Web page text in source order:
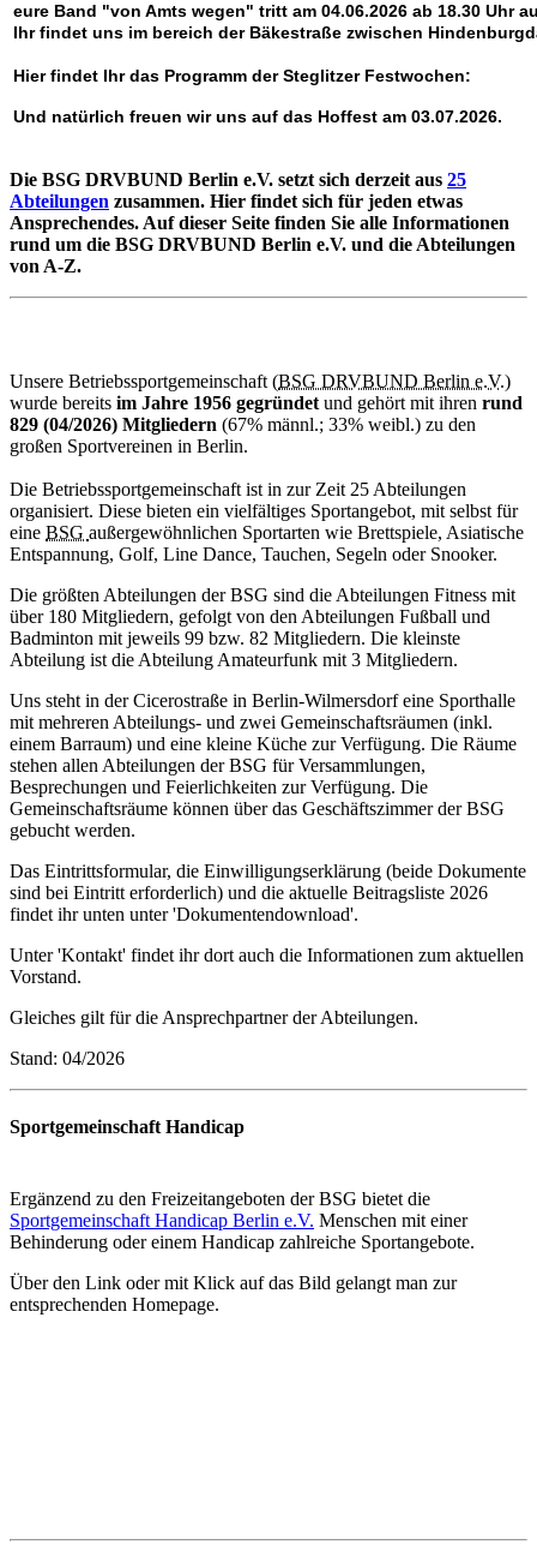
eure Band "von Amts wegen" tritt am 04.06.2026 ab 18.30 Uhr
Ihr findet uns im bereich der Bäkestraße zwischen
Hier findet Ihr das Programm der Steglitzer Festwochen:
Und natürlich freuen wir uns auf das Hoffest am 03.07.2026.
Die BSG DRVBUND Berlin e.V. setzt sich derzeit aus 25
Abteilungen zusammen. Hier findet sich für jeden etwas
Ansprechendes. Auf dieser Seite finden Sie alle Informationen
rund um die BSG DRVBUND Berlin e.V. und die Abteilungen
von A-Z.
Unsere Betriebssportgemeinschaft (BSG DRVBUND Berlin e.V.)
wurde bereits im Jahre 1956 gegründet und gehört mit ihren rund
829 (04/2026) Mitgliedern (67% männl.; 33% weibl.) zu den
großen Sportvereinen in Berlin.
Die Betriebssportgemeinschaft ist in zur Zeit 25 Abteilungen
organisiert. Diese bieten ein vielfältiges Sportangebot, mit selbst für
eine BSG außergewöhnlichen Sportarten wie Brettspiele, Asiatische
Entspannung, Golf, Line Dance, Tauchen, Segeln oder Snooker.
Die größten Abteilungen der BSG sind die Abteilungen Fitness mit
über 180 Mitgliedern, gefolgt von den Abteilungen Fußball und
Badminton mit jeweils 99 bzw. 82 Mitgliedern. Die kleinste
Abteilung ist die Abteilung Amateurfunk mit 3 Mitgliedern.
Uns steht in der Cicerostraße in Berlin-Wilmersdorf eine Sporthalle
mit mehreren Abteilungs- und zwei Gemeinschaftsräumen (inkl.
einem Barraum) und eine kleine Küche zur Verfügung. Die Räume
stehen allen Abteilungen der BSG für Versammlungen,
Besprechungen und Feierlichkeiten zur Verfügung. Die
Gemeinschaftsräume können über das Geschäftszimmer der BSG
gebucht werden.
Das Eintrittsformular, die Einwilligungserklärung (beide Dokumente
sind bei Eintritt erforderlich) und die aktuelle Beitragsliste 2026
findet ihr unten unter 'Dokumentendownload'.
Unter 'Kontakt' findet ihr dort auch die Informationen zum aktuellen
Vorstand.
Gleiches gilt für die Ansprechpartner der Abteilungen.
Stand: 04/2026
Sportgemeinschaft Handicap
Ergänzend zu den Freizeitangeboten der BSG bietet die
Sportgemeinschaft Handicap Berlin e.V. Menschen mit einer
Behinderung oder einem Handicap zahlreiche Sportangebote.
Über den Link oder mit Klick auf das Bild gelangt man zur
entsprechenden Homepage.